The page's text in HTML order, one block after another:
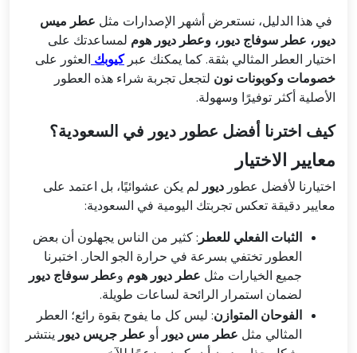
في هذا الدليل، نستعرض أشهر الإصدارات مثل عطر ميس
ديور، عطر سوفاج ديور، وعطر ديور هوم لمساعدتك على
اختيار العطر المثالي بثقة. كما يمكنك عبركيوبك العثور على
خصومات وكوبونات نون لتجعل تجربة شراء هذه العطور
الأصلية أكثر توفيرًا وسهولة.
كيف اخترنا أفضل عطور ديور في السعودية؟
معايير الاختيار
اختيارنا لأفضل عطور ديور لم يكن عشوائيًا، بل اعتمد على
معايير دقيقة تعكس تجربتك اليومية في السعودية:
الثبات الفعلي للعطر: كثير من الناس يجهلون أن بعض
العطور تختفي بسرعة في حرارة الجو الحار. اختبرنا
جميع الخيارات مثل عطر ديور هوم وعطر سوفاج ديور
لضمان استمرار الرائحة لساعات طويلة.
الفوحان المتوازن: ليس كل ما يفوح بقوة رائع؛ العطر
المثالي مثل عطر مس ديور أو عطر جريس ديور ينتشر